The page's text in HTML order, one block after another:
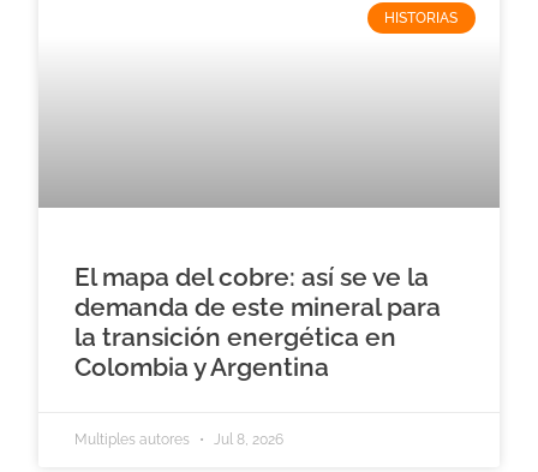
HISTORIAS
El mapa del cobre: así se ve la
demanda de este mineral para
la transición energética en
Colombia y Argentina
Multiples autores Jul 8, 2026